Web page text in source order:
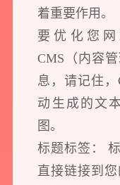
着重要作用。
要优化您
CMS（内容
息，请记住，
动生成的文
图。
标题标签：
直接链接到